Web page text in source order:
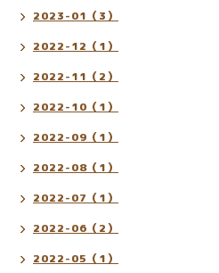
2023-01（3）
2022-12（1）
2022-11（2）
2022-10（1）
2022-09（1）
2022-08（1）
2022-07（1）
2022-06（2）
2022-05（1）